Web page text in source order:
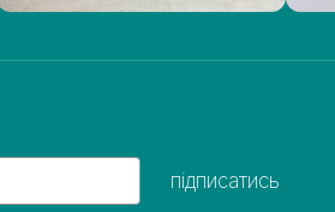
підписатись